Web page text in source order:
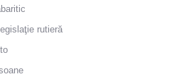
rutieră